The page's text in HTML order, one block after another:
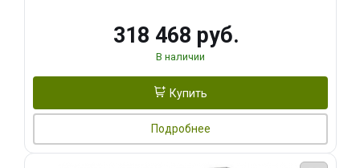
318 468 руб.
В наличии
Купить
Подробнее